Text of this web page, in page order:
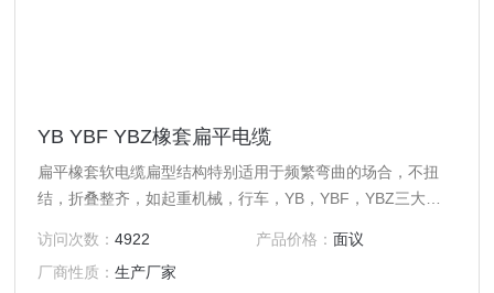
YB YBF YBZ橡套扁平电缆
扁平橡套软电缆扁型结构特别适用于频繁弯曲的场合，不扭
结，折叠整齐，如起重机械，行车，YB，YBF，YBZ三大类
访问次数：4922 产品价格： 面议
厂商性质：生产厂家